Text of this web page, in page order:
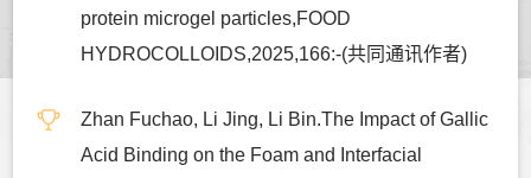
protein microgel particles,FOOD
HYDROCOLLOIDS,2025,166:-(共同通讯作者)
Zhan Fuchao, Li Jing, Li Bin.The Impact of Gallic
Acid Binding on the Foam and Interfacial